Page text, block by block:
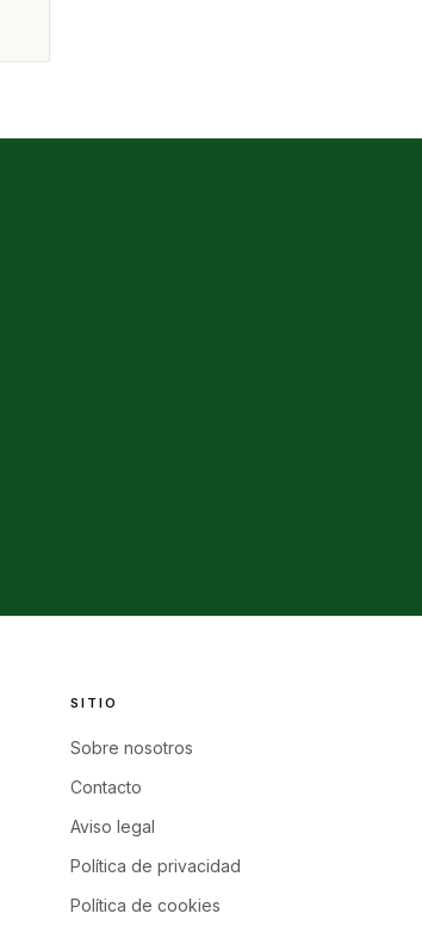
SITIO
Sobre nosotros
Contacto
Aviso legal
Política de privacidad
Política de cookies